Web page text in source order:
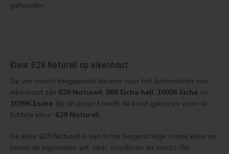
Schutting beitsen
Eikenhout olien
Eikenhout beitsen
Geïmpregneerd hout behandelen
Red Cedar Oliën
Red Cedar Olympic Stain Alternatief
Olympic Oil Stain 704 overschilderen
Olympic Oil Stain 704 Alternatief
gehouden.
Kleur 629 Naturell op eikenhout
De vier meest toegepaste kleuren voor het behandelen van
eikenhout zijn 629 Naturell, 868 Eiche hell, 10006 Eiche en
10996 Esche. Bij dit project heeft de klant gekozen voor de
lichtste kleur: 629 Naturell.
De kleur 629 Naturell is een lichte beigeachtige crème kleur en
bevat de pigmenten wit, oker, roodbruin en zwart. Op